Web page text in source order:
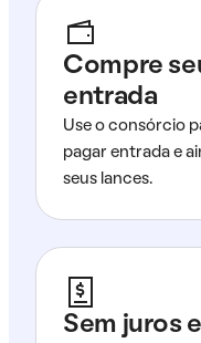
Compre
entrada
Use o consórcio
pagar entrada e
seus lances.
Sem juros